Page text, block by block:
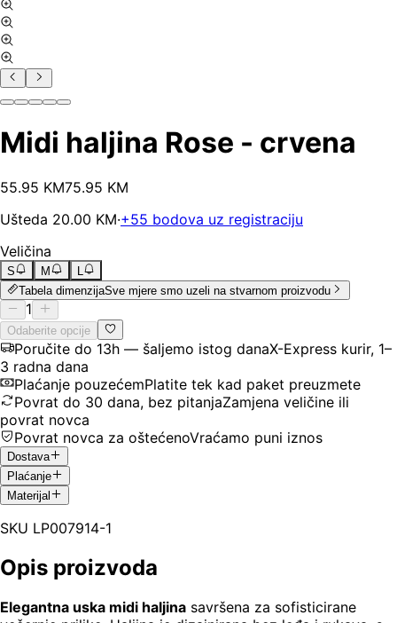
Midi haljina Rose - crvena
55.95 KM75.95 KM
Ušteda 20.00 KM·+55 bodova uz registraciju
Veličina
S M
L
Tabela dimenzijaSve mjere smo uzeli na stvarnom proizvodu
1
Odaberite opcije
Poručite do 13h — šaljemo istog danaX-Express kurir, 1–
3 radna dana
Plaćanje pouzećemPlatite tek kad paket preuzmete
Povrat do 30 dana, bez pitanjaZamjena veličine ili
povrat novca
Povrat novca za oštećenoVraćamo puni iznos
Dostava
Plaćanje
Materijal
SKU LP007914-1
Opis proizvoda
Elegantna uska midi haljina savršena za sofisticirane